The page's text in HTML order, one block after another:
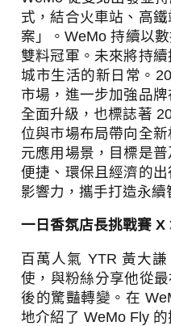
式，結合火車站、高
案」。WeMo持續以
雙料冠軍。未來將持
城市生活的新日常。
市場，進一步加強品
全面升級，也標誌著
位與市場布局帶向全
元應用場景，目標是
便捷、環保且經濟的
影響力，攜手打造永續
一日香氛店長挑戰賽 X
百萬人氣 YTR 黃大
使，與粉絲分享他從
後的驚豔轉變。在
地介紹了 WeMo Fly